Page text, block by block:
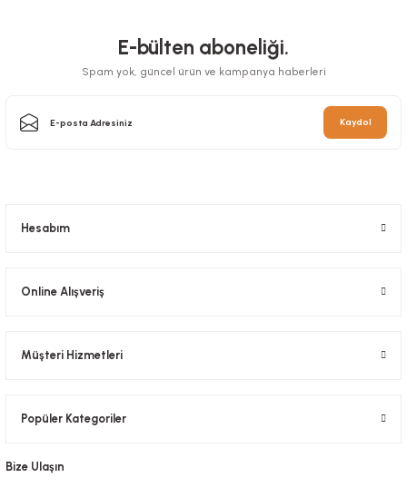
Stok Kodu
E-bülten aboneliği.
Spam yok, güncel ürün ve kampanya haberleri
Kaydol
Hesabım
Online Alışveriş
Müşteri Hizmetleri
Popüler Kategoriler
Bize Ulaşın